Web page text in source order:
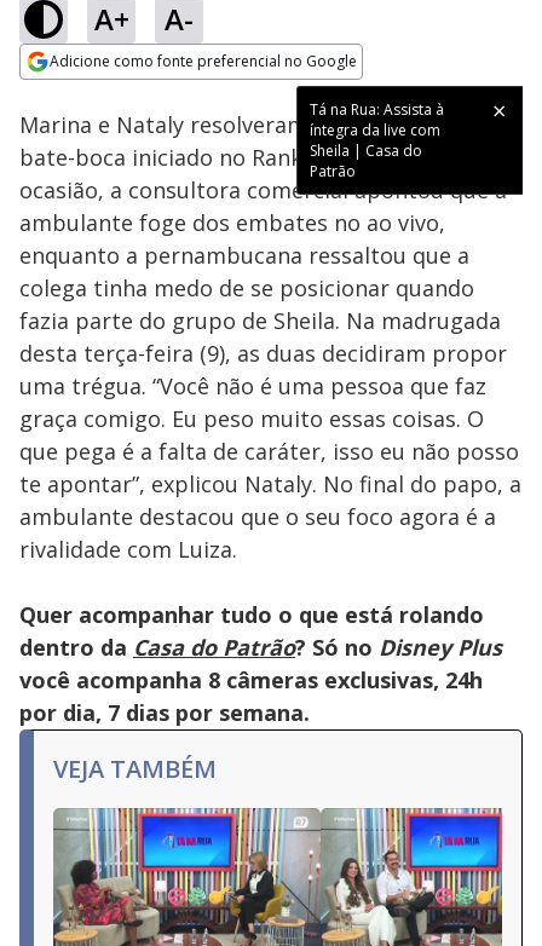
A+ A-
Adicione como fonte preferencial no Google
Tá na Rua: Assista à
íntegra da live com
Sheila | Casa do
Patrão
Ativar
Loaded:
17.47%
Marina e Nataly resolveram conversar após o
bate-boca iniciado no Ranking da Verdade. Na
ocasião, a consultora comercial apontou que a
ambulante foge dos embates no ao vivo,
enquanto a pernambucana ressaltou que a
colega tinha medo de se posicionar quando
fazia parte do grupo de Sheila. Na madrugada
desta terça-feira (9), as duas decidiram propor
uma trégua. “Você não é uma pessoa que faz
graça comigo. Eu peso muito essas coisas. O
que pega é a falta de caráter, isso eu não posso
te apontar”, explicou Nataly. No final do papo, a
ambulante destacou que o seu foco agora é a
rivalidade com Luiza.
Quer acompanhar tudo o que está rolando
dentro da Casa do Patrão? Só no Disney Plus
você acompanha 8 câmeras exclusivas, 24h
por dia, 7 dias por semana.
VEJA TAMBÉM